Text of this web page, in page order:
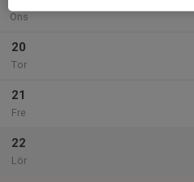
Ons
20
Tor
21
Fre
22
Lör